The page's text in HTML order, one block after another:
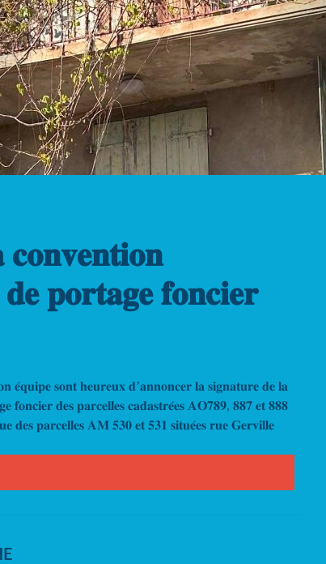
𝐜𝐨𝐧𝐯𝐞𝐧𝐭𝐢𝐨𝐧
𝐝𝐞 𝐩𝐨𝐫𝐭𝐚𝐠𝐞 𝐟𝐨𝐧𝐜𝐢𝐞𝐫
𝐞́𝐪𝐮𝐢𝐩𝐞 𝐬𝐨𝐧𝐭 𝐡𝐞𝐮𝐫𝐞𝐮𝐱 𝐝’𝐚𝐧𝐧𝐨𝐧𝐜𝐞𝐫 𝐥𝐚 𝐬𝐢𝐠𝐧𝐚𝐭𝐮𝐫𝐞 𝐝𝐞 𝐥𝐚
𝐟𝐨𝐧𝐜𝐢𝐞𝐫 𝐝𝐞𝐬 𝐩𝐚𝐫𝐜𝐞𝐥𝐥𝐞𝐬 𝐜𝐚𝐝𝐚𝐬𝐭𝐫𝐞́𝐞𝐬 𝐀𝐎𝟕𝟖𝟗, 𝟖𝟖𝟕 𝐞𝐭 𝟖𝟖𝟖
𝐝𝐞𝐬 𝐩𝐚𝐫𝐜𝐞𝐥𝐥𝐞𝐬 𝐀𝐌 𝟓𝟑𝟎 𝐞𝐭 𝟓𝟑𝟏 𝐬𝐢𝐭𝐮𝐞́𝐞𝐬 𝐫𝐮𝐞 𝐆𝐞𝐫𝐯𝐢𝐥𝐥𝐞